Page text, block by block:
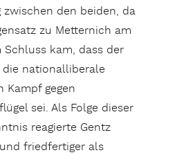
den beiden, da
zu Metternich am
Schluss kam, dass der
die nationalliberale
Kampf gegen
sei. Als Folge dieser
reagierte Gentz
friedfertiger als